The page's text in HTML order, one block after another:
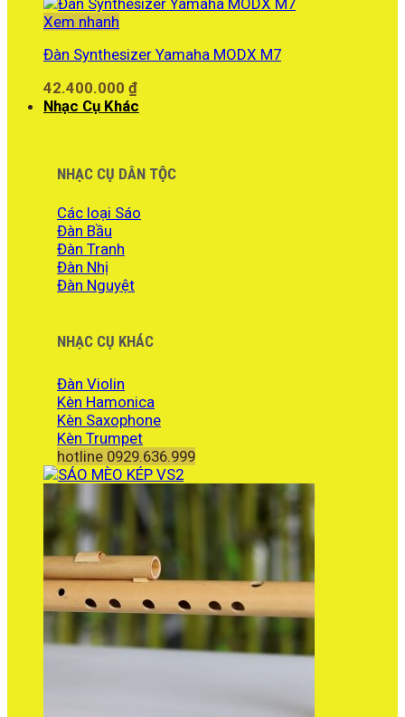
Xem nhanh
Đàn Synthesizer Yamaha MODX M7
42.400.000 ₫
Nhạc Cụ Khác
NHẠC CỤ DÂN TỘC
Các loại Sáo
Đàn Bầu
Đàn Tranh
Đàn Nhị
Đàn Nguyệt
NHẠC CỤ KHÁC
Đàn Violin
Kèn Hamonica
Kèn Saxophone
Kèn Trumpet
hotline 0929.636.999